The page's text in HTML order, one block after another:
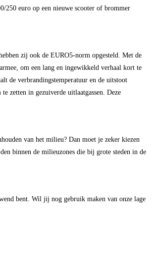
250 euro op een nieuwe scooter of brommer
zij ook de EURO5-norm opgesteld. Met de
om een lang en ingewikkeld verhaal kort te
de verbrandingstemperatuur en de uitstoot
zetten in gezuiverde uitlaatgassen. Deze
van het milieu? Dan moet je zeker kiezen
binnen de milieuzones die bij grote steden in de
bent. Wil jij nog gebruik maken van onze lage